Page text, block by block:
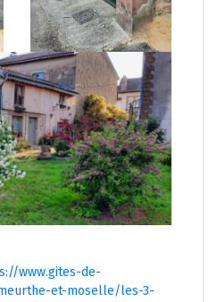
www.gites-de-
et-moselle/les-3-